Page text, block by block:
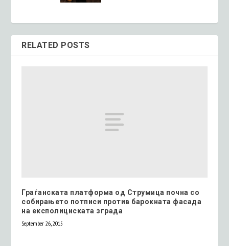
RELATED POSTS
Граѓанската платформа од Струмица почна со
собирањето потписи против барокната фасада
на експолициската зграда
September 26, 2015